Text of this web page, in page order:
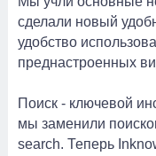
сделали новый
удобство
преднастроенных
Поиск - ключевой
мы заменили
search. Теперь